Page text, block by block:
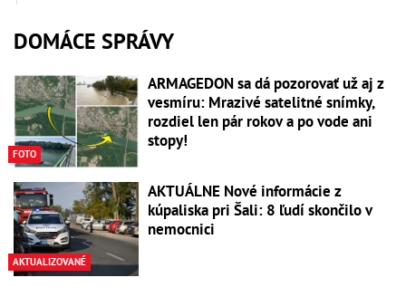
DOMÁCE SPRÁVY
FOTO
ARMAGEDON sa dá pozorovať už aj z
vesmíru: Mrazivé satelitné snímky,
rozdiel len pár rokov a po vode ani
stopy!
AKTUALIZOVANÉ
AKTUÁLNE Nové informácie z
kúpaliska pri Šali: 8 ľudí skončilo v
nemocnici